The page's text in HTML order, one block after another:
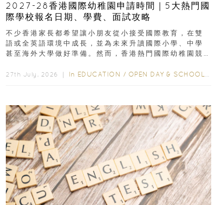
2027-28香港國際幼稚園申請時間｜5大熱門國
際學校報名日期、學費、面試攻略
不少香港家長都希望讓小朋友從小接受國際教育，在雙
語或全英語環境中成長，並為未來升讀國際小學、中學
甚至海外大學做好準備。然而，香港熱門國際幼稚園競
27th July, 2026 ｜ In EDUCATION / OPEN DAY & SCHOOL EVENTS